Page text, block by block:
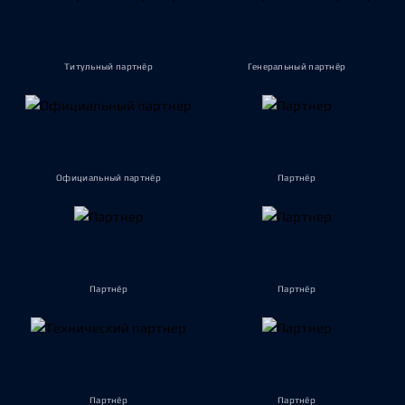
Титульный партнёр Генеральный партнёр
Официальный партнёр Партнёр
Партнёр Партнёр
Партнёр Партнёр